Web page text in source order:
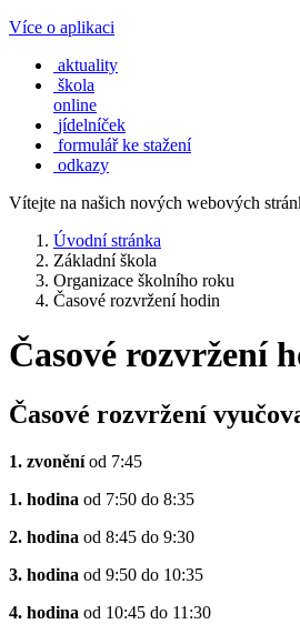
Více o aplikaci
aktuality
škola
online
jídelníček
formulář ke stažení
odkazy
Vítejte na našich nových webových
Úvodní stránka
Základní škola
Organizace školního roku
Časové rozvržení hodin
Časové rozvržení
Časové rozvržení
1. zvoněníod 7:45
1. hodina od 7:50 do 8:35
2. hodina od 8:45 do 9:30
3. hodina od 9:50 do 10:35
4. hodina od 10:45 do 11:30